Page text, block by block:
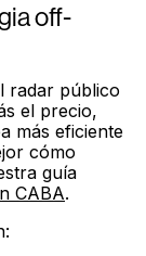
off-
radar público
el precio,
más eficiente
cómo
guía
CABA.